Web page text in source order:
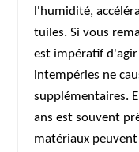
l'humidité,
tuiles. Si vous
est impératif
intempéries ne
supplémentaires.
ans est souvent
matériaux